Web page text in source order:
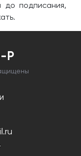
до подписания,
Р